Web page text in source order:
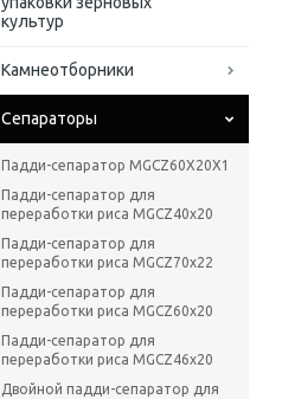
культур
Камнеотборники
Сепараторы
Падди-сепаратор MGCZ60X20X1
Падди-сепаратор для
переработки риса MGCZ40x20
Падди-сепаратор для
переработки риса MGCZ70x22
Падди-сепаратор для
переработки риса MGCZ60x20
Падди-сепаратор для
переработки риса MGCZ46x20
Двойной падди-сепаратор для